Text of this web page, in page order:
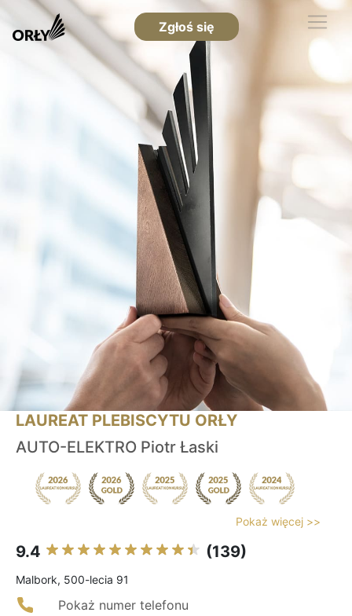
Zgłoś się
LAUREAT PLEBISCYTU ORŁY
AUTO-ELEKTRO Piotr Łaski
Pokaż więcej >>
9.4 (139)
Malbork, 500-lecia 91
Pokaż numer telefonu